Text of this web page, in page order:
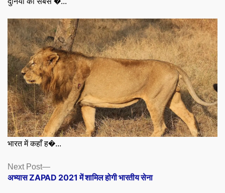
भारत में कहाँ ह�...
Posts
navigation
Next Post
Next
post:
अभ्यास ZAPAD 2021 में शामिल होगी भारतीय सेना